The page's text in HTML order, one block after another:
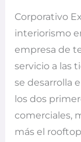
Corporativo
interiorismo
empresa de
servicio a las
se desarrolla
los dos
comerciales,
más el